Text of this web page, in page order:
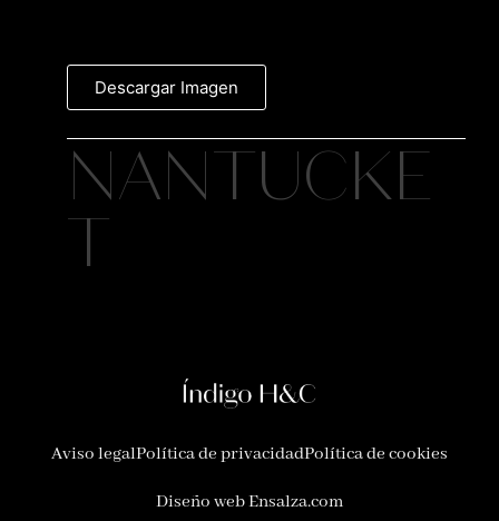
Descargar Imagen
NANTUCKE
T
Aviso legalPolítica de privacidadPolítica de cookies
Diseño web Ensalza.com